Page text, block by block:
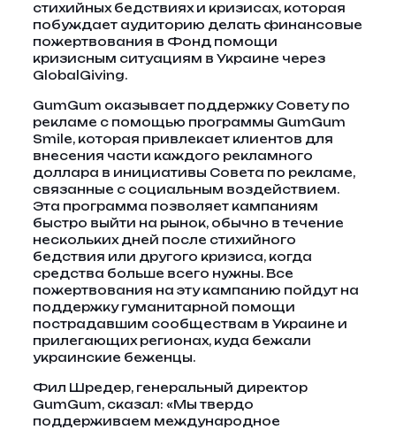
стихийных бедствиях и кризисах, которая
побуждает аудиторию делать финансовые
пожертвования в Фонд помощи
кризисным ситуациям в Украине через
GlobalGiving.
GumGum оказывает поддержку Совету по
рекламе с помощью программы GumGum
Smile, которая привлекает клиентов для
внесения части каждого рекламного
доллара в инициативы Совета по рекламе,
связанные с социальным воздействием.
Эта программа позволяет кампаниям
быстро выйти на рынок, обычно в течение
нескольких дней после стихийного
бедствия или другого кризиса, когда
средства больше всего нужны. Все
пожертвования на эту кампанию пойдут на
поддержку гуманитарной помощи
пострадавшим сообществам в Украине и
прилегающих регионах, куда бежали
украинские беженцы.
Фил Шредер, генеральный директор
GumGum, сказал: «Мы твердо
поддерживаем международное